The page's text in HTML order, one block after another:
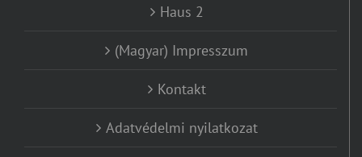
Haus 2
(Magyar) Impresszum
Kontakt
Adatvédelmi nyilatkozat